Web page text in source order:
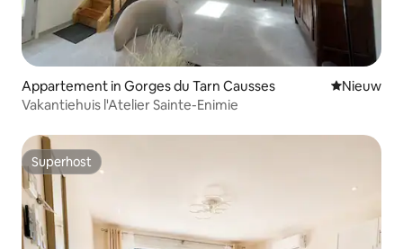
Appartement in Gorges du Tarn Causses Nieuwe
Nieuw
Vakantiehuis l'Atelier Sainte-Enimie
Superhost
Superhost